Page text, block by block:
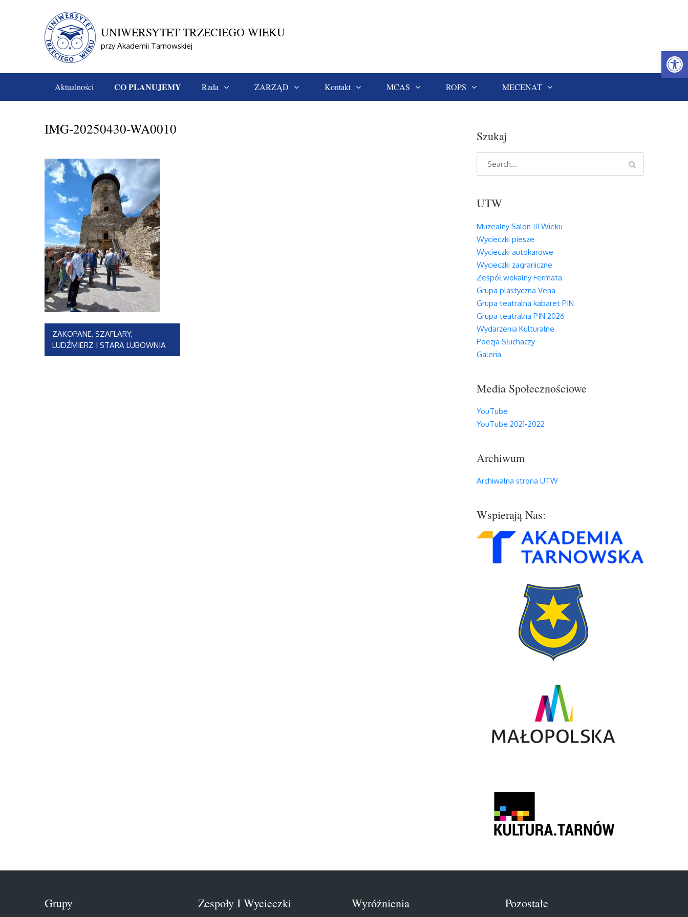
UNIWERSYTET TRZECIEGO WIEKU
przy Akademii Tarnowskiej
Aktualności CO PLANUJEMY Rada ZARZĄD Kontakt MCAS ROPS MECENAT
Home Aktualności Zakopane, Szaflary, Ludźmierz I Stara Lubownia IMG-20250430-WA0010
IMG-20250430-WA0010
Nawigacja
wpisu
ZAKOPANE, SZAFLARY,
LUDŹMIERZ I STARA LUBOWNIA
Szukaj
Search
UTW
Muzealny Salon III Wieku
Wycieczki piesze
Wycieczki autokarowe
Wycieczki zagraniczne
Zespół wokalny Fermata
Grupa plastyczna Vena
Grupa teatralna kabaret PIN
Grupa teatralna PIN 2026
Wydarzenia Kulturalne
Poezja Słuchaczy
Galeria
Media Społecznościowe
YouTube
YouTube 2021-2022
Archiwum
Archiwalna strona UTW
Wspierają Nas:
Grupy Zespoły I Wycieczki Wyróżnienia Pozostałe